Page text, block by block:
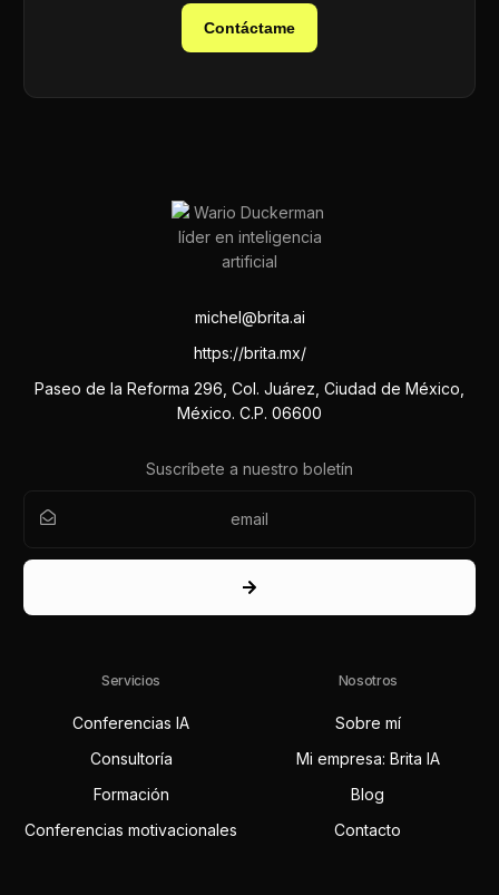
Contáctame
michel@brita.ai
https://brita.mx/
Paseo de la Reforma 296, Col. Juárez, Ciudad de México,
México. C.P. 06600
Suscríbete a nuestro boletín
Servicios
Conferencias IA
Consultoría
Formación
Conferencias motivacionales
Nosotros
Sobre mí
Mi empresa: Brita IA
Blog
Contacto